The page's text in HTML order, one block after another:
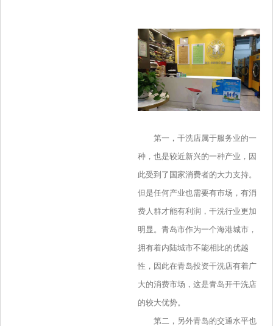
第一，干洗店属于服务业的一
种，也是较近新兴的一种产业，因
此受到了国家消费者的大力支持。
但是任何产业也需要有市场，有消
费人群才能有利润，干洗行业更加
明显。青岛市作为一个海港城市，
拥有着内陆城市不能相比的优越
性，因此在青岛投资干洗店有着广
大的消费市场，这是青岛开干洗店
的较大优势。
第二，另外青岛的交通水平也